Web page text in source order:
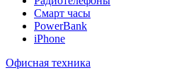
Смарт часы
PowerBank
iPhone
Офисная техника